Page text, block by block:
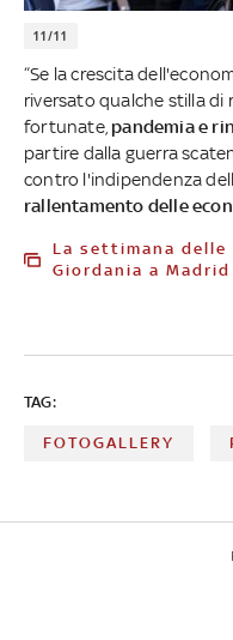
11/11
“Se la crescita
riversato qualche stilla di
fortunate, pandemia e
partire dalla guerra
contro l'indipendenza
rallentamento delle
La settimana delle famiglie reali, da Rania di
Giordania a
TAG:
FOTOGALLERY